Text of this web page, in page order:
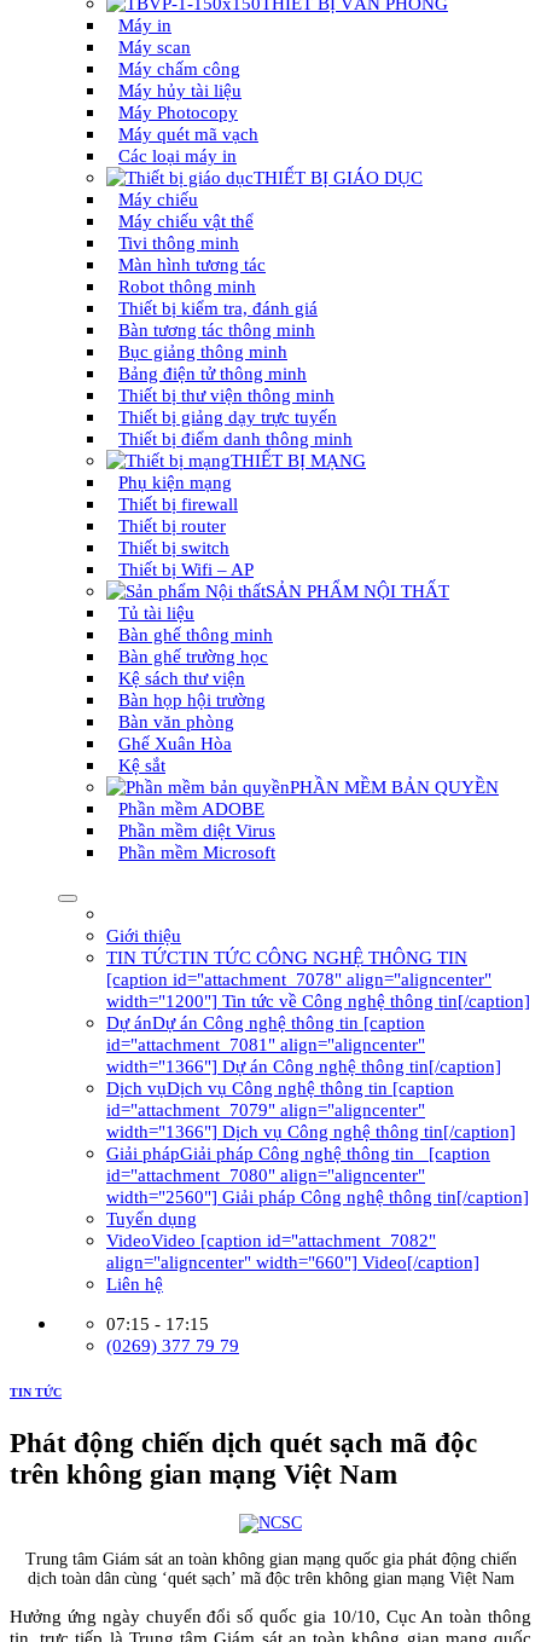
Máy in
Máy scan
Máy chấm công
Máy hủy tài liệu
Máy Photocopy
Máy quét mã vạch
Các loại máy in
THIẾT BỊ GIÁO DỤC
Máy chiếu
Máy chiếu vật thể
Tivi thông minh
Màn hình tương tác
Robot thông minh
Thiết bị kiểm tra, đánh giá
Bàn tương tác thông minh
Bục giảng thông minh
Bảng điện tử thông minh
Thiết bị thư viện thông minh
Thiết bị giảng dạy trực tuyến
Thiết bị điểm danh thông minh
THIẾT BỊ MẠNG
Phụ kiện mạng
Thiết bị firewall
Thiết bị router
Thiết bị switch
Thiết bị Wifi – AP
SẢN PHẨM NỘI THẤT
Tủ tài liệu
Bàn ghế thông minh
Bàn ghế trường học
Kệ sách thư viện
Bàn họp hội trường
Bàn văn phòng
Ghế Xuân Hòa
Kệ sắt
PHẦN MỀM BẢN QUYỀN
Phần mềm ADOBE
Phần mềm diệt Virus
Phần mềm Microsoft
Giới thiệu
TIN TỨCTIN TỨC CÔNG NGHỆ THÔNG TIN
[caption id="attachment_7078" align="aligncenter"
width="1200"] Tin tức về Công nghệ thông tin[/caption]
Dự ánDự án Công nghệ thông tin [caption
id="attachment_7081" align="aligncenter"
width="1366"] Dự án Công nghệ thông tin[/caption]
Dịch vụDịch vụ Công nghệ thông tin [caption
id="attachment_7079" align="aligncenter"
width="1366"] Dịch vụ Công nghệ thông tin[/caption]
Giải phápGiải pháp Công nghệ thông tin [caption
id="attachment_7080" align="aligncenter"
width="2560"] Giải pháp Công nghệ thông tin[/caption]
Tuyển dụng
VideoVideo [caption id="attachment_7082"
align="aligncenter" width="660"] Video[/caption]
Liên hệ
07:15 - 17:15
(0269) 377 79 79
TIN TỨC
Phát động chiến dịch quét sạch mã độc
trên không gian mạng Việt Nam
Trung tâm Giám sát an toàn không gian mạng quốc gia phát động chiến
dịch toàn dân cùng ‘quét sạch’ mã độc trên không gian mạng Việt Nam
Hưởng ứng ngày chuyển đổi số quốc gia 10/10, Cục An toàn thông
tin, trực tiếp là Trung tâm Giám sát an toàn không gian mạng quốc